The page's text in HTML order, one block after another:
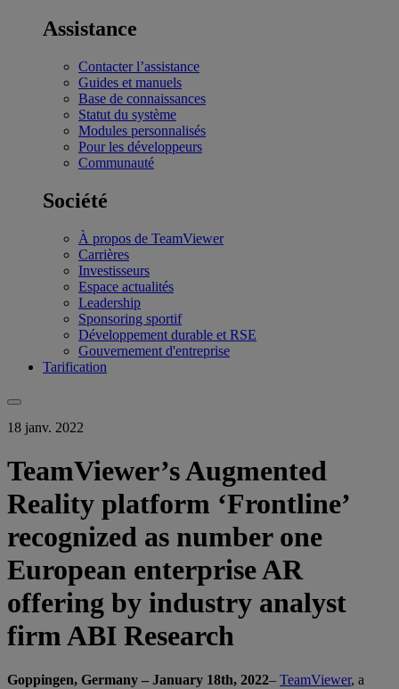
Assistance
Contacter l’assistance
Guides et manuels
Base de connaissances
Statut du système
Modules personnalisés
Pour les développeurs
Communauté
Société
À propos de TeamViewer
Carrières
Investisseurs
Espace actualités
Leadership
Sponsoring sportif
Développement durable et RSE
Gouvernement d'entreprise
Tarification
18 janv. 2022
TeamViewer’s Augmented
Reality platform ‘Frontline’
recognized as number one
European enterprise AR
offering by industry analyst
firm ABI Research
Goppingen, Germany – January 18th, 2022– TeamViewer, a